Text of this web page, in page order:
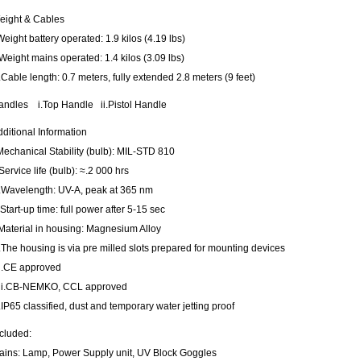
& Cables
battery operated: 1.9 kilos (4.19 lbs)
mains operated: 1.4 kilos (3.09 lbs)
length: 0.7 meters, fully extended 2.8 meters (9 feet)
i.Top Handle ii.Pistol Handle
Information
Stability (bulb): MIL-STD 810
life (bulb): ≈.2 000 hrs
UV-A, peak at 365 nm
up time: full power after 5-15 sec
in housing: Magnesium Alloy
housing is via pre milled slots prepared for mounting devices
approved
NEMKO, CCL approved
classified, dust and temporary water jetting proof
Lamp, Power Supply unit, UV Block Goggles